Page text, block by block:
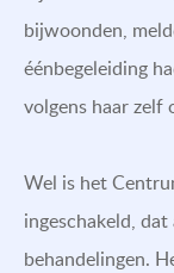
bijwoonden,
éénbegeleiding
volgens haar zelf
Wel is het
ingeschakeld,
behandelingen.